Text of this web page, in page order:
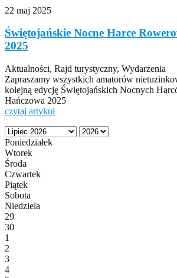
22 maj 2025
Świętojańskie Nocne Harce
2025
Aktualności, Rajd turystyczny, Wydarzenia
Zapraszamy wszystkich amatorów
kolejną edycję Świętojańskich Nocnych
Hańczowa 2025
czytaj artykuł
Poniedziałek
Wtorek
Środa
Czwartek
Piątek
Sobota
Niedziela
29
30
1
2
3
4